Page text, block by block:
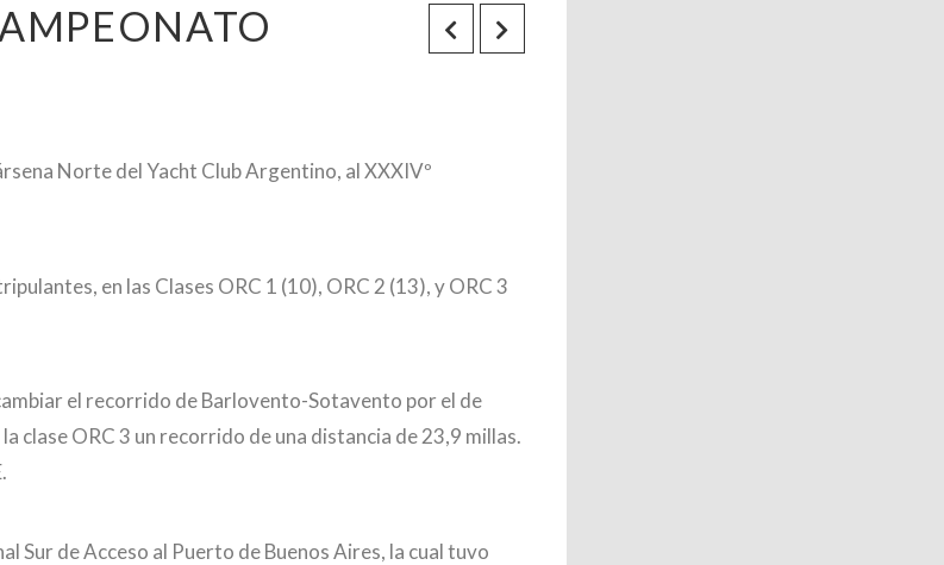
Norte del Yacht Club Argentino, al XXXIVº
en las Clases ORC 1 (10), ORC 2 (13), y ORC 3
el recorrido de Barlovento-Sotavento por el de
clase ORC 3 un recorrido de una distancia de 23,9 millas.
Sur de Acceso al Puerto de Buenos Aires, la cual tuvo